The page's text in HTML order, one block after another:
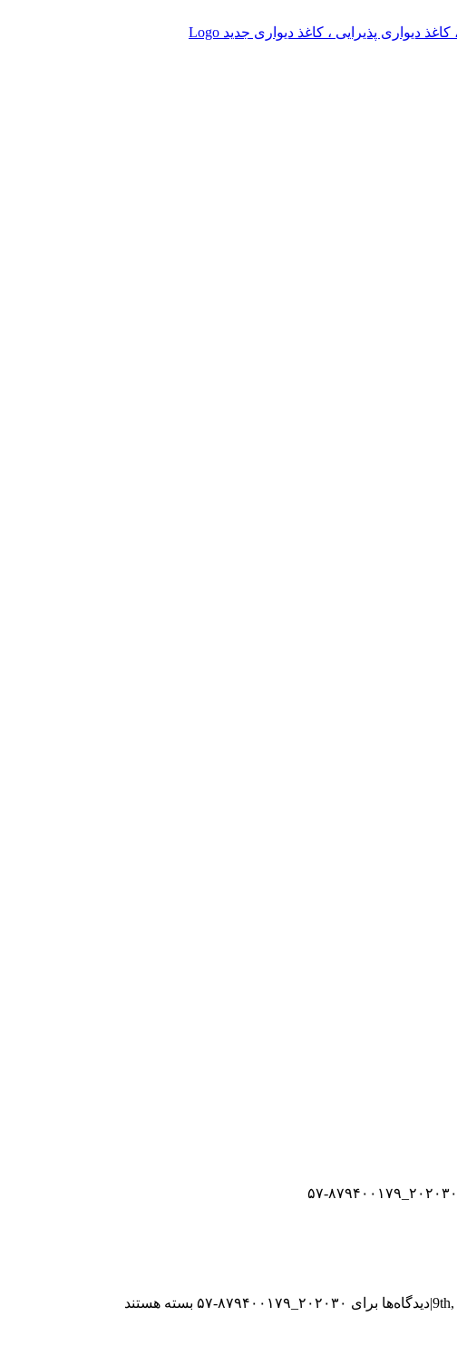
۲۰۲۰۳۰_۸۷۹۴۰۰۱۷۹-۵۷
|دیدگاه‌ها برای ۲۰۲۰۳۰_۸۷۹۴۰۰۱۷۹-۵۷ بسته هستند